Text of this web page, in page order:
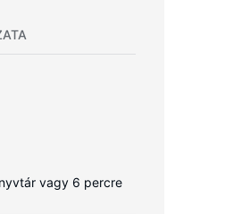
vagy 6 percre